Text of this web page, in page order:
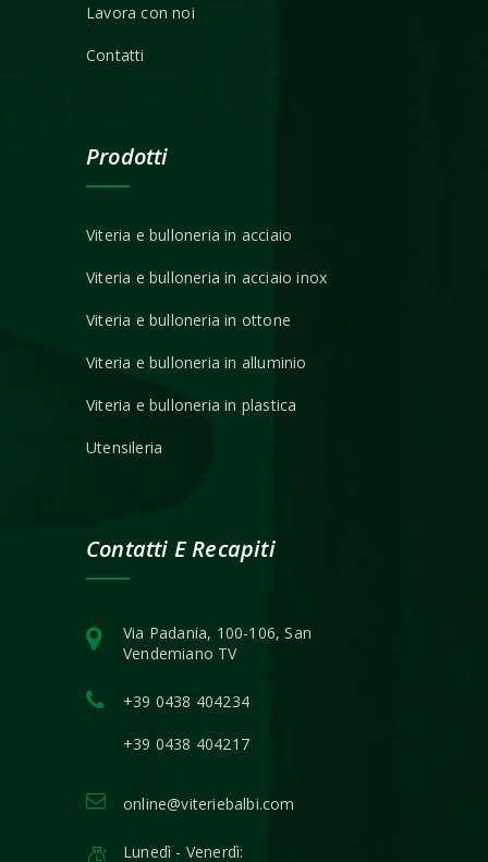
Lavora con noi
Contatti
Prodotti
Viteria e bulloneria in acciaio
Viteria e bulloneria in acciaio inox
Viteria e bulloneria in ottone
Viteria e bulloneria in alluminio
Viteria e bulloneria in plastica
Utensileria
Contatti E Recapiti
Via Padania, 100-106, San
Vendemiano TV
+39 0438 404234
+39 0438 404217
online@viteriebalbi.com
Lunedì - Venerdì: